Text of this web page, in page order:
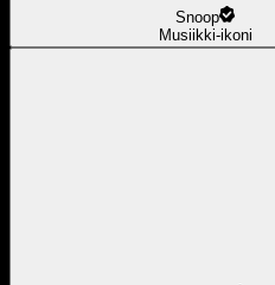
Snoop
Musiikki-ikoni